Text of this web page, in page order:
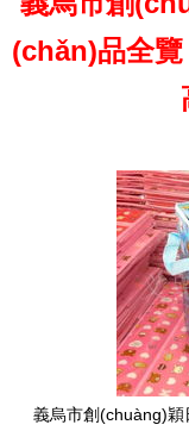
(chǎn)品全
義烏市創(chuàng)